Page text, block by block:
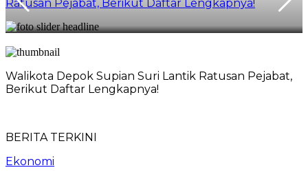
Ratusan Pejabat, Berikut Daftar Lengkapnya!
Walikota Depok Supian Suri Lantik Ratusan Pejabat,
Berikut Daftar Lengkapnya!
BERITA TERKINI
Ekonomi